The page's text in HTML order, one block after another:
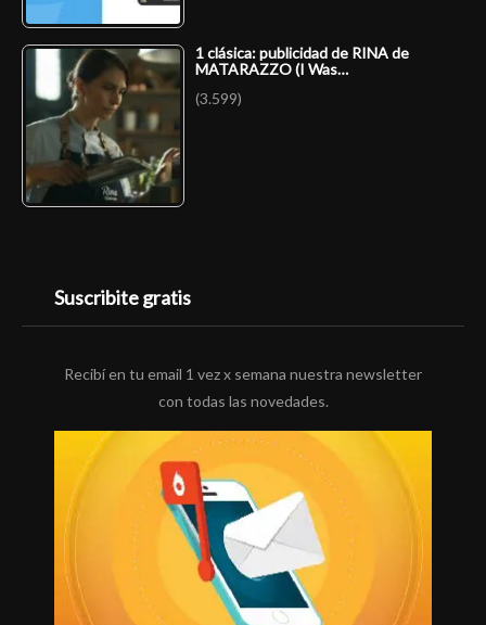
1 clásica: publicidad de RINA de
MATARAZZO (I Was…
(3.599)
Suscribite gratis
Recibí en tu email 1 vez x semana nuestra newsletter
con todas las novedades.